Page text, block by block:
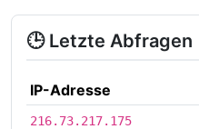
🕒 Letzte Abfragen
IP-Adresse
216.73.217.175